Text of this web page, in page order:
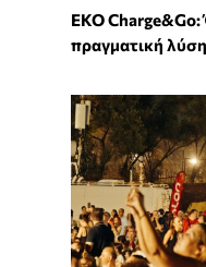
EKO
πραγματική